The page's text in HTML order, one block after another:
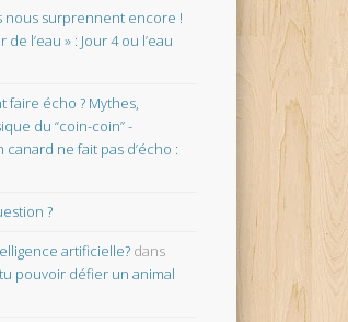
nous surprennent encore !
l’eau » : Jour 4 ou l’eau
faire écho ? Mythes,
du “coin-coin” -
canard ne fait pas d’écho :
?
artificielle? dans
pouvoir défier un animal